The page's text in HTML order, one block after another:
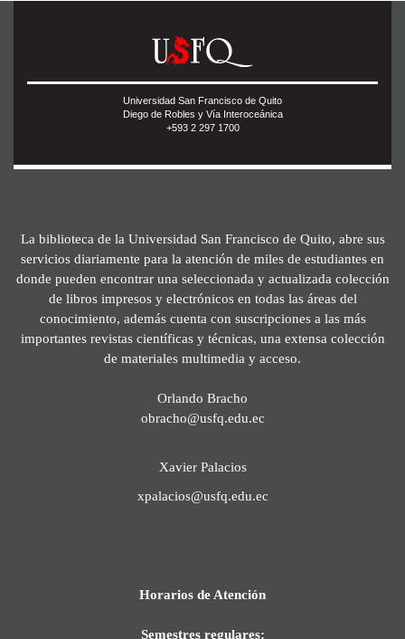
Universidad San Francisco de Quito
Diego de Robles y Vía Interoceánica
+593 2 297 1700
La biblioteca de la Universidad San Francisco de Quito, abre sus
servicios diariamente para la atención de miles de estudiantes en
donde pueden encontrar una seleccionada y actualizada colección
de libros impresos y electrónicos en todas las áreas del
conocimiento, además cuenta con suscripciones a las más
importantes revistas científicas y técnicas, una extensa colección
de materiales multimedia y acceso.
Orlando Bracho
obracho@usfq.edu.ec
Xavier Palacios
xpalacios@usfq.edu.ec
Horarios de Atención
Semestres regulares: